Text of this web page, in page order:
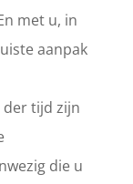
met u, in
aanpak
tijd zijn
die u